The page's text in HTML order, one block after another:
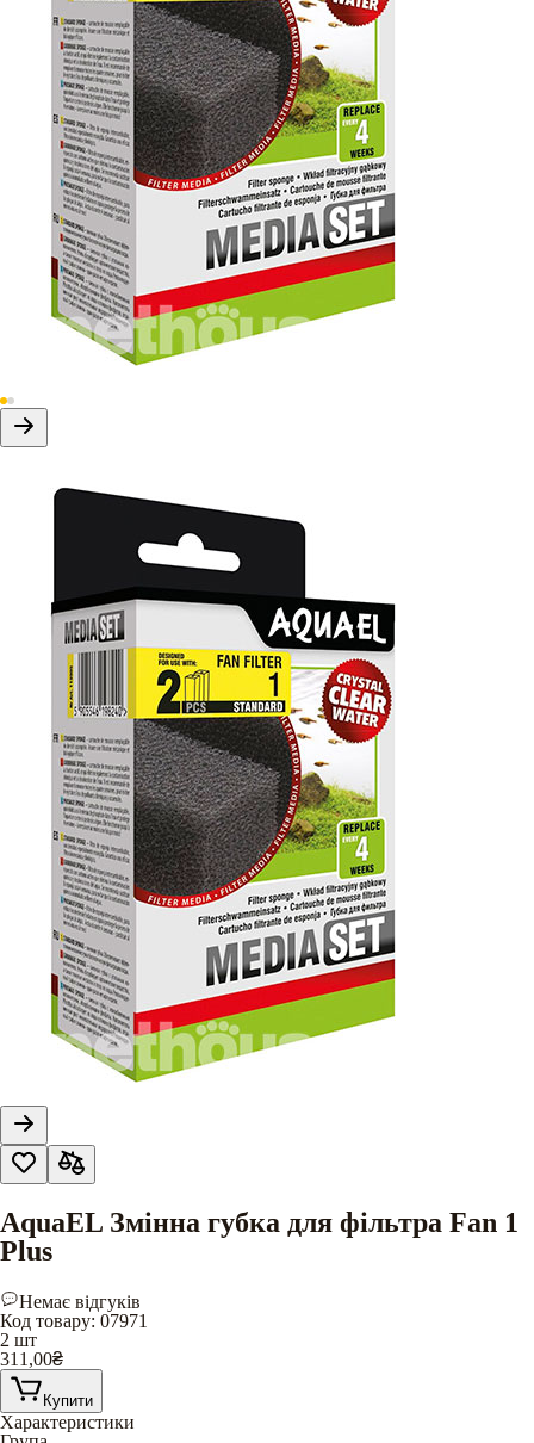
AquaEL Змінна губка для фільтра Fan 1
Plus
Немає відгуків
Код товару: 07971
2 шт
311,00₴
Купити
Характеристики